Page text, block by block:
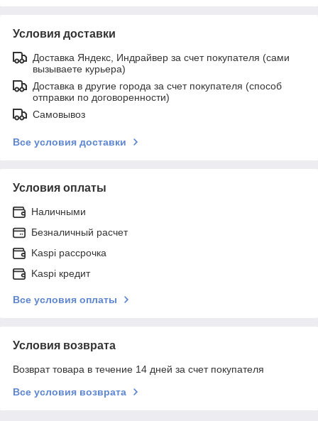
Условия доставки
Доставка Яндекс, Индрайвер за счет покупателя (сами
вызываете курьера)
Доставка в другие города за счет покупателя (способ
отправки по договоренности)
Самовывоз
Все условия доставки
Условия оплаты
Наличными
Безналичный расчет
Kaspi рассрочка
Kaspi кредит
Все условия оплаты
Условия возврата
Возврат товара в течение 14 дней за счет покупателя
Все условия возврата